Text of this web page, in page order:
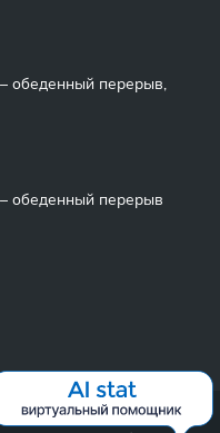
обеденный перерыв,
обеденный перерыв
Агентства по